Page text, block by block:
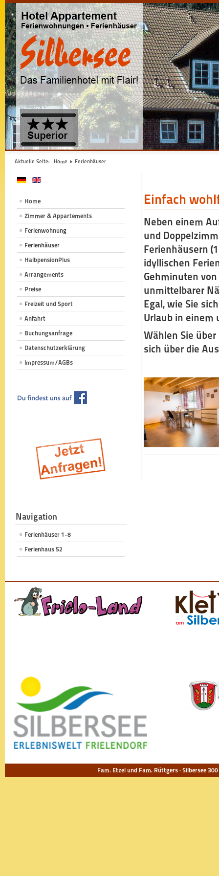
Aktuelle Seite: Home Ferienhäuser
Home
Zimmer & Appartements
Ferienwohnung
Ferienhäuser
HalbpensionPlus
Arrangements
Preise
Freizeit und Sport
Anfahrt
Buchungsanfrage
Datenschutzerklärung
Impressum/AGBs
Navigation
Ferienhäuser 1-8
Ferienhaus 52
Einfach
Neben einem
und
Ferienhäusern
idyllischen
Gehminuten
unmittelbarer
Egal, wie Sie
Urlaub in einem
Wählen Sie
sich über die
Fam. Etzel und Fam. Rüttgers · Silbersee